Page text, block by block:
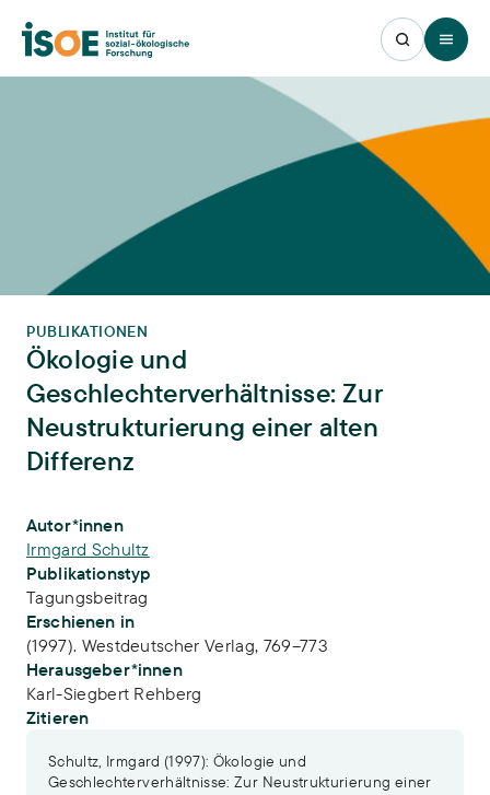
Open
PUBLIKATIONEN
Ökologie und
Geschlechterverhältnisse: Zur
Neustrukturierung einer alten
Differenz
Publikations-Infos
Autor*innen
Irmgard Schultz
Publikationstyp
Tagungsbeitrag
Erschienen in
(1997). Westdeutscher Verlag, 769–773
Herausgeber*innen
Karl-Siegbert Rehberg
Zitieren
Schultz, Irmgard (1997): Ökologie und
Geschlechterverhältnisse: Zur Neustrukturierung einer